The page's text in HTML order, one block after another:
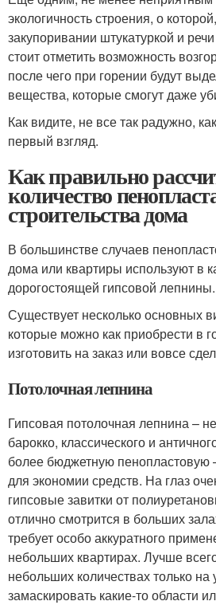
экологичность строения, о
закупоривании штукатуркой и
стоит отметить возможность
после чего при горении будут
вещества, которые смогут даже
Как видите, не все так радужно,
первый взгляд.
Как правильно
количество
строительства дома
В большинстве случаев
дома или квартиры используют в
дорогостоящей гипсовой лепнины.
Существует несколько основных
которые можно как приобрести в
изготовить на заказ или вовсе
Потолочная лепнина
Гипсовая потолочная лепнина –
барокко, классического и
более бюджетную
для экономии средств. На глаз
гипсовые завитки от
отлично смотрится в больших
требует особо аккуратного
небольших квартирах. Лучше
небольших количествах только на
замаскировать какие-то области